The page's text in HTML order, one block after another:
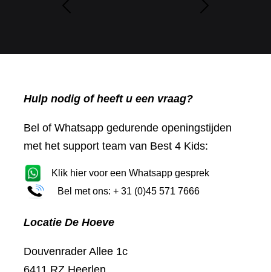
Hulp nodig of heeft u een vraag?
Bel of Whatsapp gedurende openingstijden
met het support team van Best 4 Kids:
Klik hier voor een Whatsapp gesprek
Bel met ons: + 31 (0)45 571 7666
Locatie De Hoeve
Douvenrader Allee 1c
6411 RZ Heerlen